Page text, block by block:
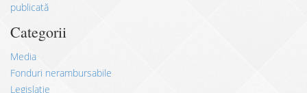
publicată
Categorii
Media
Fonduri nerambursabile
Legislație